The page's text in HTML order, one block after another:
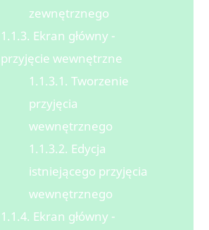
zewnętrznego
1.1.3. Ekran główny -
przyjęcie wewnętrzne
1.1.3.1. Tworzenie
przyjęcia
wewnętrznego
1.1.3.2. Edycja
istniejącego przyjęcia
wewnętrznego
1.1.4. Ekran główny -